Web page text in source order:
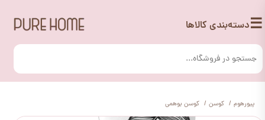
☰دسته‌بندی کالاها
پیورهوم کوسن کوسن بوهمی